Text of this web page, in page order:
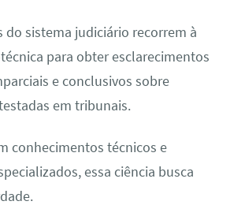
do sistema judiciário recorrem à
para obter esclarecimentos
e conclusivos sobre
em tribunais.
conhecimentos técnicos e
essa ciência busca